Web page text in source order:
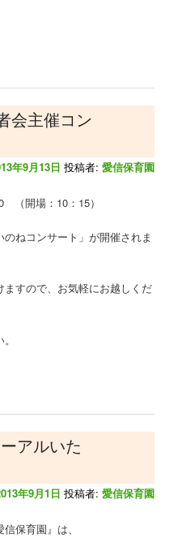
会主催コン
年9月13日 投稿者: 愛信保育園
（開場：10：15）
ねコンサート」が開催されま
すので、お気軽にお越しくだ
アルいた
年9月1日 投稿者: 愛信保育園
保育園』は、